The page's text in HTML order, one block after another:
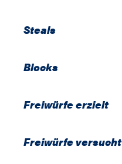
Steals
Blocks
Freiwürfe erzielt
Freiwürfe versucht